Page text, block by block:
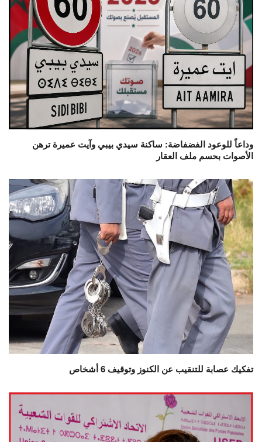
وداعاً للوعود الفضفاضة: ساكنة سيدي بيبي وآيت عميرة ترهن
الأصوات بحسم ملف العقار
تفكيك عصابة للتنقيب عن الكنوز وتوقيف 6 أشخاص